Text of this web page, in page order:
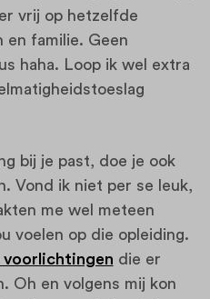
vrij op hetzelfde
en familie. Geen
haha. Loop ik wel extra
bij je past, doe je ook
Vond ik niet per se leuk,
me wel meteen
voelen op die opleiding.
voorlichtingen die er
Oh en volgens mij kon